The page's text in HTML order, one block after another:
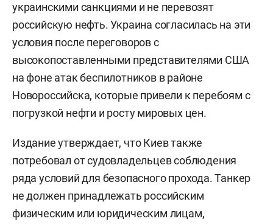
украинскими санкциями и не перевозят
российскую нефть. Украина согласилась на эти
условия после переговоров с
высокопоставленными представителями США
на фоне атак беспилотников в районе
Новороссийска, которые привели к перебоям с
погрузкой нефти и росту мировых цен.
Издание утверждает, что Киев также
потребовал от судовладельцев соблюдения
ряда условий для безопасного прохода. Танкер
не должен принадлежать российским
физическим или юридическим лицам,